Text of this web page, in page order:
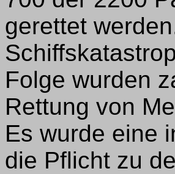
gerettet
Folge wurden
Rettung von
Es wurde eine
die Pflicht zu